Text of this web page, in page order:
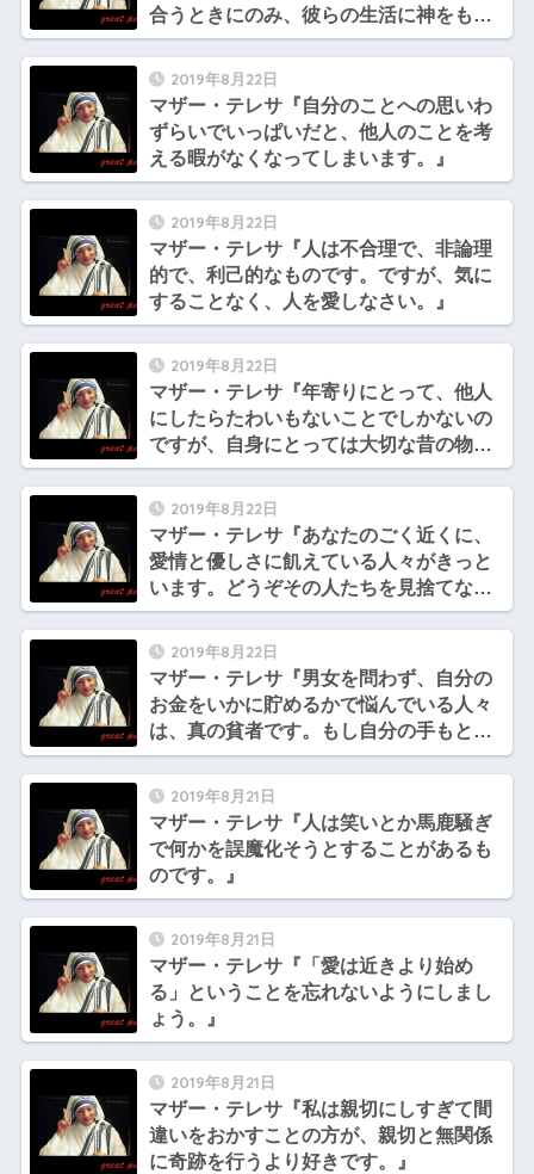
合うときにのみ、彼らの生活に神をもた
らし、また彼らも神に近づいて癒される
のです。』
2019年8月22日
マザー・テレサ『自分のことへの思いわ
ずらいでいっぱいだと、他人のことを考
える暇がなくなってしまいます。』
2019年8月22日
マザー・テレサ『人は不合理で、非論理
的で、利己的なものです。ですが、気に
することなく、人を愛しなさい。』
2019年8月22日
マザー・テレサ『年寄りにとって、他人
にしたらたわいもないことでしかないの
ですが、自身にとっては大切な昔の物語
を聞いてもらうことが大きな喜びなので
す。』
2019年8月22日
マザー・テレサ『あなたのごく近くに、
愛情と優しさに飢えている人々がきっと
います。どうぞその人たちを見捨てない
でください。』
2019年8月22日
マザー・テレサ『男女を問わず、自分の
お金をいかに貯めるかで悩んでいる人々
は、真の貧者です。もし自分の手もとに
あるお金を他人に与えようとするなら、
そのときその人は富者、真の意味で豊か
な人となれるのです。』
2019年8月21日
マザー・テレサ『人は笑いとか馬鹿騒ぎ
で何かを誤魔化そうとすることがあるも
のです。』
2019年8月21日
マザー・テレサ『「愛は近きより始め
る」ということを忘れないようにしまし
ょう。』
2019年8月21日
マザー・テレサ『私は親切にしすぎて間
違いをおかすことの方が、親切と無関係
に奇跡を行うより好きです。』